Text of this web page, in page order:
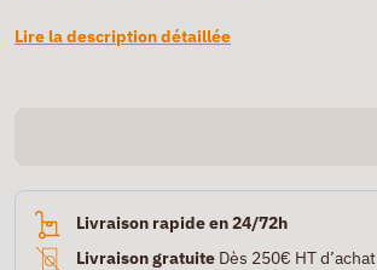
Lire la description détaillée
Livraison rapide en 24/72h
Livraison gratuite Dès 250€ HT d’achat